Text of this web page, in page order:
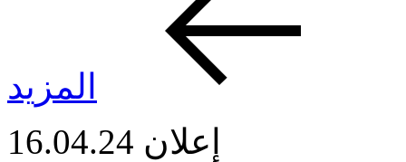
المزيد
16.04.24 إعلان